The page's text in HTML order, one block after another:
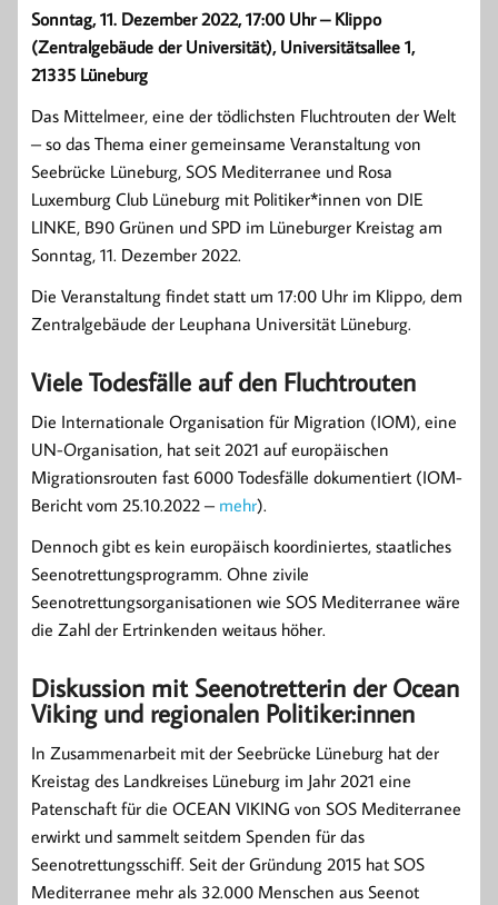
Sonntag, 11. Dezember 2022, 17:00 Uhr – Klippo
(Zentralgebäude der Universität), Universitätsallee 1,
21335 Lüneburg
Das Mittelmeer, eine der tödlichsten Fluchtrouten der Welt
– so das Thema einer gemeinsame Veranstaltung von
Seebrücke Lüneburg, SOS Mediterranee und Rosa
Luxemburg Club Lüneburg mit Politiker*innen von DIE
LINKE, B90 Grünen und SPD im Lüneburger Kreistag am
Sonntag, 11. Dezember 2022.
Die Veranstaltung findet statt um 17:00 Uhr im Klippo, dem
Zentralgebäude der Leuphana Universität Lüneburg.
Viele Todesfälle auf den Fluchtrouten
Die Internationale Organisation für Migration (IOM), eine
UN-Organisation, hat seit 2021 auf europäischen
Migrationsrouten fast 6000 Todesfälle dokumentiert (IOM-
Bericht vom 25.10.2022 – mehr).
Dennoch gibt es kein europäisch koordiniertes, staatliches
Seenotrettungsprogramm. Ohne zivile
Seenotrettungsorganisationen wie SOS Mediterranee wäre
die Zahl der Ertrinkenden weitaus höher.
Diskussion mit Seenotretterin der Ocean
Viking und regionalen Politiker:innen
In Zusammenarbeit mit der Seebrücke Lüneburg hat der
Kreistag des Landkreises Lüneburg im Jahr 2021 eine
Patenschaft für die OCEAN VIKING von SOS Mediterranee
erwirkt und sammelt seitdem Spenden für das
Seenotrettungsschiff. Seit der Gründung 2015 hat SOS
Mediterranee mehr als 32.000 Menschen aus Seenot